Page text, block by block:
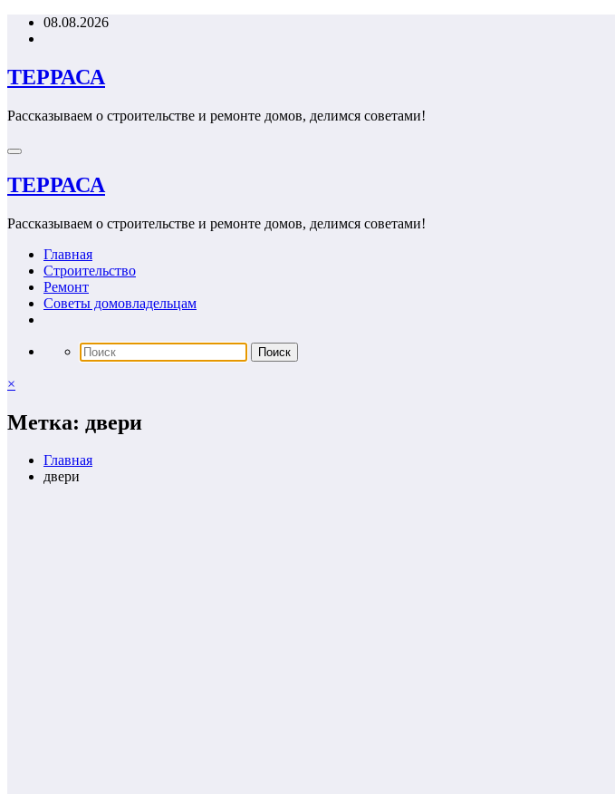
Перейти08.08.2026
ТЕРРАСА
Рассказываем о строительстве и ремонте домов, делимся советами!
ТЕРРАСА
Рассказываем о строительстве и ремонте домов, делимся советами!
Главная
Строительство
Ремонт
Советы домовладельцам
×
Метка: двери
Главная
двери